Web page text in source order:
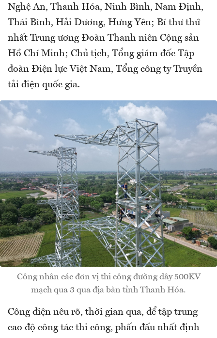
Nghệ An, Thanh Hóa, Ninh Bình, Nam Định,
Thái Bình, Hải Dương, Hưng Yên; Bí thư thứ
nhất Trung ương Đoàn Thanh niên Cộng sản
Hồ Chí Minh; Chủ tịch, Tổng giám đốc Tập
đoàn Điện lực Việt Nam, Tổng công ty Truyền
tải điện quốc gia.
Công nhân các đơn vị thi công đường dây 500KV
mạch qua 3 qua địa bàn tỉnh Thanh Hóa.
Công điện nêu rõ, thời gian qua, để tập trung
cao độ công tác thi công, phấn đấu nhất định